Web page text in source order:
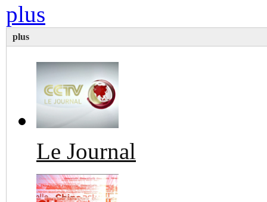
plus
plus
Le Journal